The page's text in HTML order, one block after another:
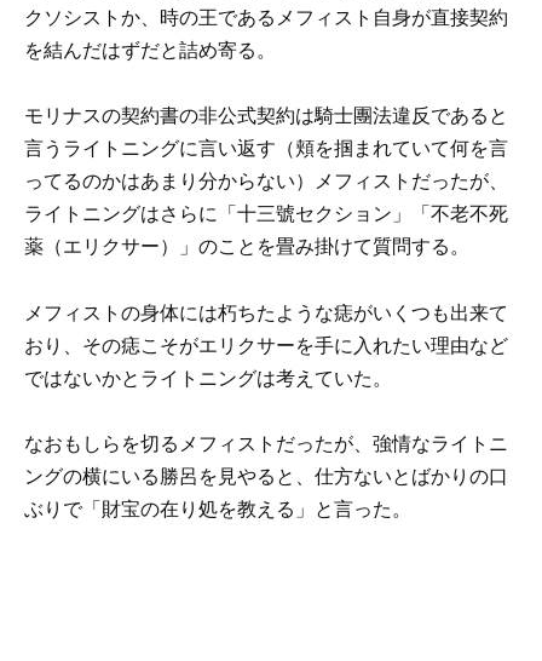
クソシストか、時の王であるメフィスト自身が直接契約
を結んだはずだと詰め寄る。
モリナスの契約書の非公式契約は騎士團法違反であると
言うライトニングに言い返す（頬を掴まれていて何を言
ってるのかはあまり分からない）メフィストだったが、
ライトニングはさらに「十三號セクション」「不老不死
薬（エリクサー）」のことを畳み掛けて質問する。
メフィストの身体には朽ちたような痣がいくつも出来て
おり、その痣こそがエリクサーを手に入れたい理由など
ではないかとライトニングは考えていた。
なおもしらを切るメフィストだったが、強情なライトニ
ングの横にいる勝呂を見やると、仕方ないとばかりの口
ぶりで「財宝の在り処を教える」と言った。